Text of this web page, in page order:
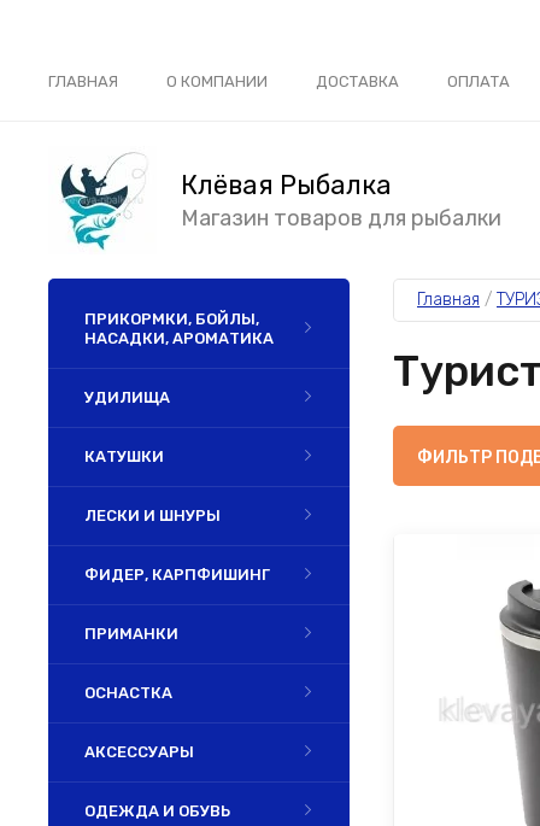
ГЛАВНАЯ О КОМПАНИИ ДОСТАВКА ОПЛАТА
Клёвая Рыбалка
Магазин товаров для рыбалки
ПРИКОРМКИ, БОЙЛЫ,
НАСАДКИ, АРОМАТИКА
УДИЛИЩА
КАТУШКИ
ЛЕСКИ И ШНУРЫ
ФИДЕР, КАРПФИШИНГ
ПРИМАНКИ
ОСНАСТКА
АКСЕССУАРЫ
ОДЕЖДА И ОБУВЬ
Главная /
ФИЛЬТР